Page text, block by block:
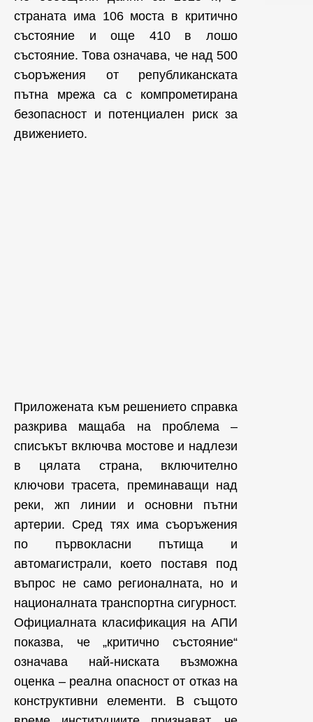
страната има 106 моста в критично
състояние и още 410 в лошо
състояние. Това означава, че над 500
съоръжения от републиканската
пътна мрежа са с компрометирана
безопасност и потенциален риск за
движението.
Приложената към решението справка
разкрива мащаба на проблема –
списъкът включва мостове и надлези
в цялата страна, включително
ключови трасета, преминаващи над
реки, жп линии и основни пътни
артерии. Сред тях има съоръжения
по първокласни пътища и
автомагистрали, което поставя под
въпрос не само регионалната, но и
националната транспортна сигурност.
Официалната класификация на АПИ
показва, че „критично състояние“
означава най-ниската възможна
оценка – реална опасност от отказ на
конструктивни елементи. В същото